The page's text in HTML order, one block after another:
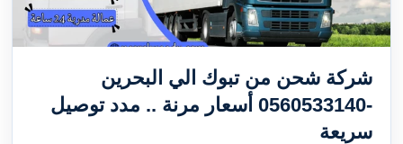
شركة شحن من تبوك الي البحرين
-0560533140 أسعار مرنة .. مدد توصيل
سريعة